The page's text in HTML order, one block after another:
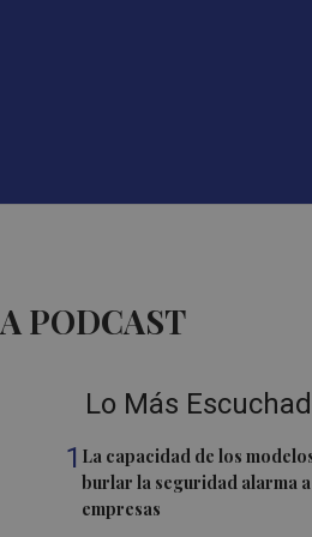
PODCAST
Lo Más
1 La capacidad de los
burlar la seguridad alarma
empresas